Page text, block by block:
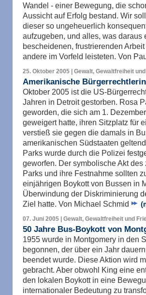
Wandel - einer Bewegung, die
Aussicht auf Erfolg bestand. Wir
dieser so ungeheuerlich
aufzugeben, und alles, was daraus
bescheidenen, frustrierenden
andere im Vorfeld leisteten. Von
25. Oktober 2005 | Gewalt, Gewaltfreiheit
Amerikanische
Oktober 2005 ist die US-
Jahren in Detroit gestorben. Rosa
geworden, die sich am 1.
geweigert hatte, ihren Sitzplatz für
verstieß sie gegen die damals in
amerikanischen Südstaaten
Parks wurde durch die Polizei
geworfen. Der symbolische Akt
Parks und ihre Festnahme sollten
einjährigen Boykott von Bussen in
Überwindung der Diskriminierung
Ziel hatte. Von Michael Schmid
07. Juni 2005 | Gewalt, Gewaltfreiheit und
50 Jahre Bus-Boykott von
1955 wurde in Montgomery in den
begonnen, der über ein Jahr
beendet wurde. Diese Aktion wird
gebracht. Aber obwohl King eine
den lokalen Boykott in eine
internationaler Bedeutung zu